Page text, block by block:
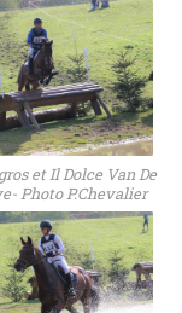
et Il Dolce Van De
Photo P.Chevalier